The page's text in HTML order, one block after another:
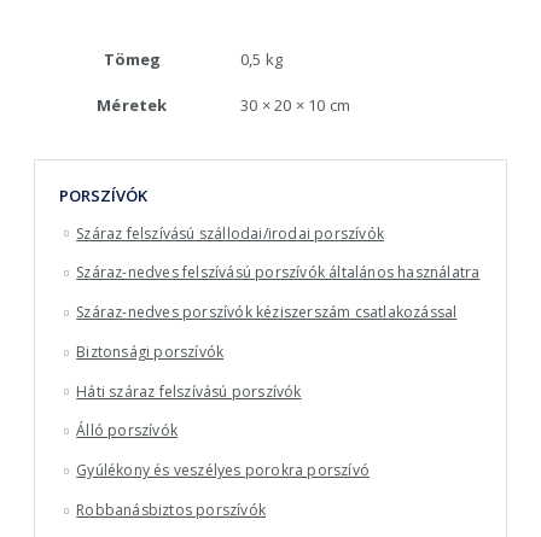
Tömeg 0,5 kg
Méretek 30 × 20 × 10 cm
PORSZÍVÓK
Száraz felszívású szállodai/irodai porszívók
Száraz-nedves felszívású porszívók általános használatra
Száraz-nedves porszívók kéziszerszám csatlakozással
Biztonsági porszívók
Háti száraz felszívású porszívók
Álló porszívók
Gyúlékony és veszélyes porokra porszívó
Robbanásbiztos porszívók